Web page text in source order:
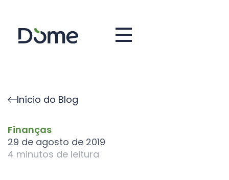
Início do Blog
Finanças
29 de agosto de 2019
4 minutos de leitura